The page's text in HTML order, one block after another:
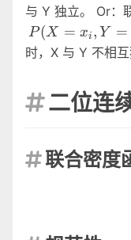
与 Y 独立。 Or：
P(X = xi , Y =
时，X 与 Y 不相互
二位连
联合密度